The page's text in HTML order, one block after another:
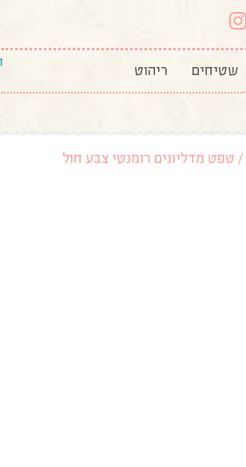
שטיחים ריהוט
/ טפט מדליונים רומנטי צבע חול